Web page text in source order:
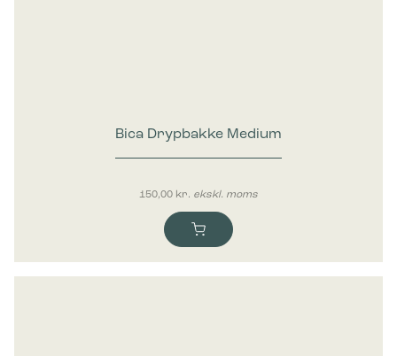
Bica Drypbakke Medium
150,00 kr. ekskl. moms